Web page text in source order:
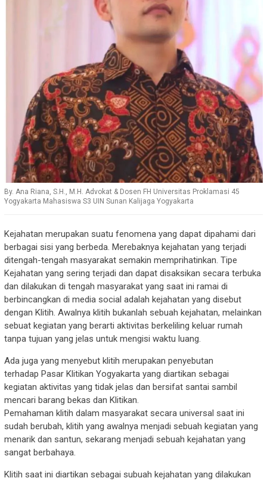
By. Ana Riana, S.H., M.H. Advokat & Dosen FH Universitas Proklamasi 45
Yogyakarta Mahasiswa S3 UIN Sunan Kalijaga Yogyakarta
Kejahatan merupakan suatu fenomena yang dapat dipahami dari
berbagai sisi yang berbeda. Merebaknya kejahatan yang terjadi
ditengah-tengah masyarakat semakin memprihatinkan. Tipe
Kejahatan yang sering terjadi dan dapat disaksikan secara terbuka
dan dilakukan di tengah masyarakat yang saat ini ramai di
berbincangkan di media social adalah kejahatan yang disebut
dengan Klitih. Awalnya klitih bukanlah sebuah kejahatan, melainkan
sebuat kegiatan yang berarti aktivitas berkeliling keluar rumah
tanpa tujuan yang jelas untuk mengisi waktu luang.
Ada juga yang menyebut klitih merupakan penyebutan
terhadap Pasar Klitikan Yogyakarta yang diartikan sebagai
kegiatan aktivitas yang tidak jelas dan bersifat santai sambil
mencari barang bekas dan Klitikan.
Pemahaman klitih dalam masyarakat secara universal saat ini
sudah berubah, klitih yang awalnya menjadi sebuah kegiatan yang
menarik dan santun, sekarang menjadi sebuah kejahatan yang
sangat berbahaya.
Klitih saat ini diartikan sebagai subuah kejahatan yang dilakukan